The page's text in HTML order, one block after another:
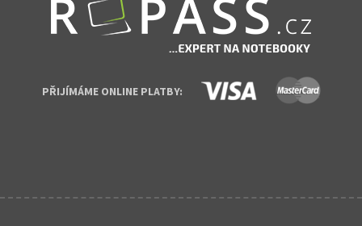
PŘIJÍMÁME ONLINE PLATBY: